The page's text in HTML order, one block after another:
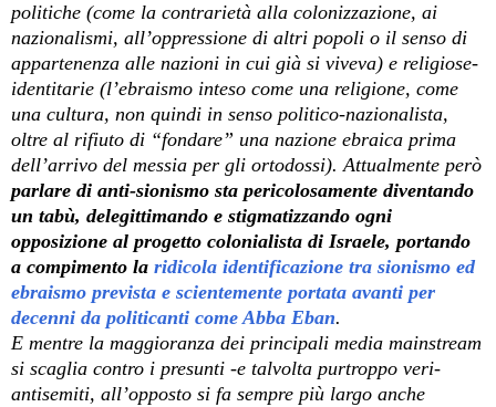
politiche (come la contrarietà alla colonizzazione, ai
nazionalismi, all’oppressione di altri popoli o il senso di
appartenenza alle nazioni in cui già si viveva) e religiose-
identitarie (l’ebraismo inteso come una religione, come
una cultura, non quindi in senso politico-nazionalista,
oltre al rifiuto di “fondare” una nazione ebraica prima
dell’arrivo del messia per gli ortodossi). Attualmente però
parlare di anti-sionismo sta pericolosamente diventando
un tabù, delegittimando e stigmatizzando ogni
opposizione al progetto colonialista di Israele, portando
a compimento la ridicola identificazione tra sionismo ed
ebraismo prevista e scientemente portata avanti per
decenni da politicanti come Abba Eban.
E mentre la maggioranza dei principali media mainstream
si scaglia contro i presunti -e talvolta purtroppo veri-
antisemiti, all’opposto si fa sempre più largo anche